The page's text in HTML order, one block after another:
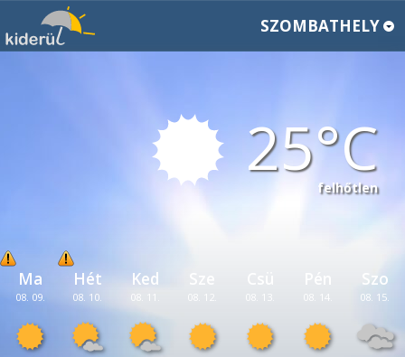
SZOMBATHELY
25
felhőtlen
Ma
08. 09.
Hét
08. 10.
Ked
08. 11. 08. 12. 08. 13. 08. 14.
Szo
08. 15.